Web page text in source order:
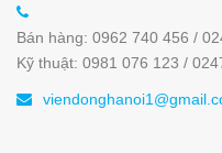
Bán hàng: 0962 740 456 /
Kỹ thuật: 0981 076 123 /